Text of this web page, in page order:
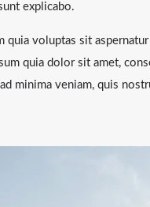
explicabo.
quia voluptas sit
quia dolor sit amet,
minima veniam, quis